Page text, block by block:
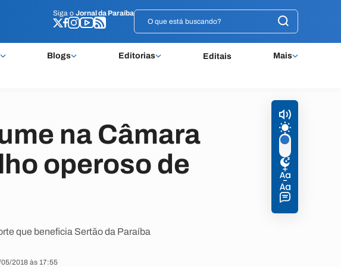
Siga o Jornal da Paraíba
Blogs Editorias Editais Mais
Siga o Jornal da Paraíba
na Câmara
operoso de
que beneficia Sertão da Paraíba
2018 às 17:55